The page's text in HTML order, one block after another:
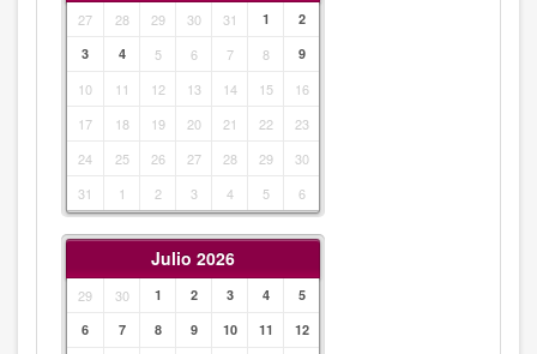
27 28 29 30 31 1
2
3
4 5 6 7 8 9
10 11 12 13 14 15
16
17
18 19 20 21 22
23
24
25 26 27 28 29
30
31
1 2 3 4 5 6
Julio 2026
29 30 1 2 3 4
5
6
7 8 9 10 11
12